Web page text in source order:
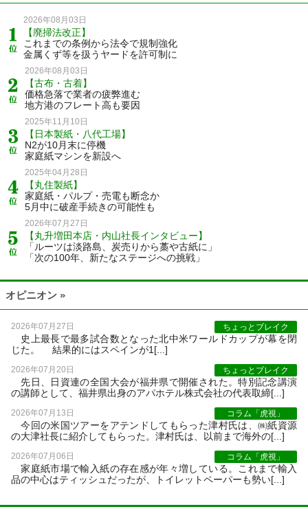
2026年08月03日
【廃掃法改正】
これまでの条例から法令で規制強化
金属くず等を扱うヤードを許可制に
2026年08月03日
【古布・古着】
価格急落で業者の疲弊進む
地方港のフレート高も要因
2025年11月10日
【日本製紙・八代工場】
N2が10月末に停機
家庭紙マシンを新設へ
2025年04月28日
【丸住製紙】
家庭紙・パルプ・売電も断念か
5月中に破産手続きの可能性も
2026年07月27日
【丸升増田本店・内山社長インタビュー】
「ルーツは淡路島、炭売りから藁や古紙に」
「次の100年、新たなステージへの挑戦」
オピニオン »
2026年07月27日 ちょっとブレイク
史上最長で最多試合数となった北中米ワールドカップが幕を閉
じた。 結果的にはスペインが1[...]
2026年07月20日 ちょっとブレイク
先日、日資連の全国大会が福井県で開催された。特別記念講演
の講師として、福井県出身のアパホテル株式会社の代表取締[...]
2026年07月13日 コラム「虎視」
今回の米国ツアーをアテンドしてもらった津村氏は、㈱紙資源
の大津社長に紹介してもらった。津村氏は、以前まで海外の[...]
2026年07月06日 コラム「虎視」
家庭紙市場で輸入紙の存在感が年々増している。これまで輸入
品の中心はティッシュだったが、トイレットペーパーも勢い[...]